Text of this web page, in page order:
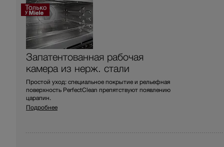
Запатентованная рабочая
камера из нерж. стали
Простой уход: специальное покрытие и рельефная
поверхность PerfectClean препятствуют появлению
царапин.
Подробнее